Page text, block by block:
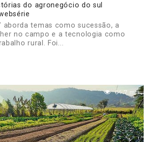
do agronegócio do sul
aborda temas como sucessão, a
no campo e a tecnologia como
rural. Foi...
64.7 mil